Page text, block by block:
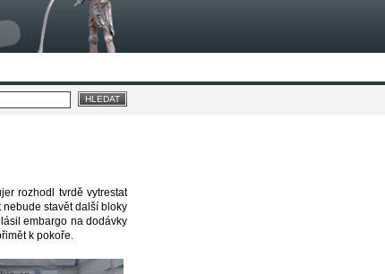
rozhodl tvrdě vytrestat
nebude stavět další bloky
embargo na dodávky
k pokoře.